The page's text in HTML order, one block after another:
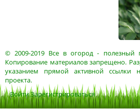
© 2009-2019 Все в огород- полезный
Копирование материалов запрещено.
указанием прямой активной ссылки
проекта.
ВойтиЗарегистрироваться